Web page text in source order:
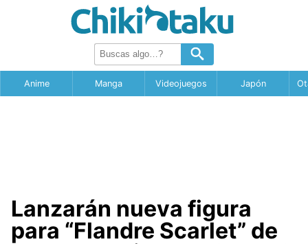
Anime Manga Videojuegos Japón
Lanzarán nueva figura
para “Flandre Scarlet” de